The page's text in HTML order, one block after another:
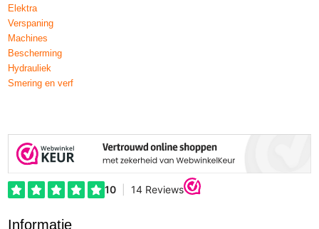
Elektra
Verspaning
Machines
Bescherming
Hydrauliek
Smering en verf
Informatie